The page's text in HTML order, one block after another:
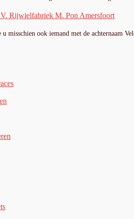
Rijwielfabriek M. Pon Amersfoort
misschien ook iemand met de achternaam